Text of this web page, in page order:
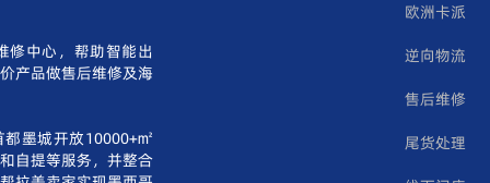
修中心，帮助智能出
产品做售后维修及海
墨城开放10000+㎡
自提等服务，并整合
欧洲卡派
逆向物流
售后维修
尾货处理